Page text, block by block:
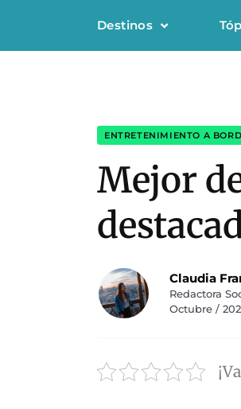
Destinos
ENTRETENIMIENTO A
Mejor
Claudia
Redactora
Octubre /